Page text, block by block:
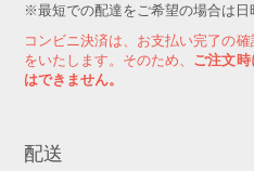
※最短での配達をご希望の場合は日
コンビニ決済は、お支払い完了の
をいたします。そのため、 ご注文時
はできません。
配送